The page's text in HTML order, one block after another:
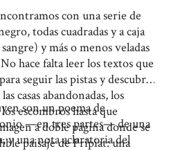
con una serie de
todas cuadradas y a caja
y más o menos veladas
hace falta leer los textos que
seguir las pistas y descubrir
casas abandonadas, los
escombros hasta que
a doble página donde se
paisaje de Prípiat: una
son un poema de
—en tres partes— de una
y una nota aclaratoria del